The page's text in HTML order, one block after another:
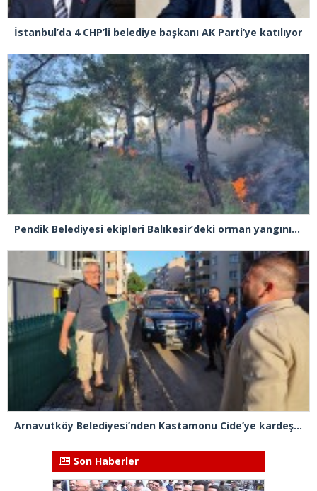
İstanbul’da 4 CHP’li belediye başkanı AK Parti’ye katılıyor
Pendik Belediyesi ekipleri Balıkesir’deki orman yangınına müdahale ediyor
Arnavutköy Belediyesi’nden Kastamonu Cide’ye kardeşlik eli
Son Haberler